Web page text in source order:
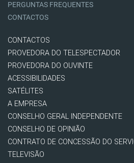
PERGUNTAS FREQUENTES
CONTACTOS
CONTACTOS
PROVEDORA DO TELESPECTADOR
PROVEDORA DO OUVINTE
ACESSIBILIDADES
SATÉLITES
A EMPRESA
CONSELHO GERAL INDEPENDENTE
CONSELHO DE OPINIÃO
CONTRATO DE CONCESSÃO DO
TELEVISÃO